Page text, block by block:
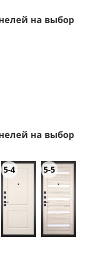
на выбор
на выбор
5-4 5-5